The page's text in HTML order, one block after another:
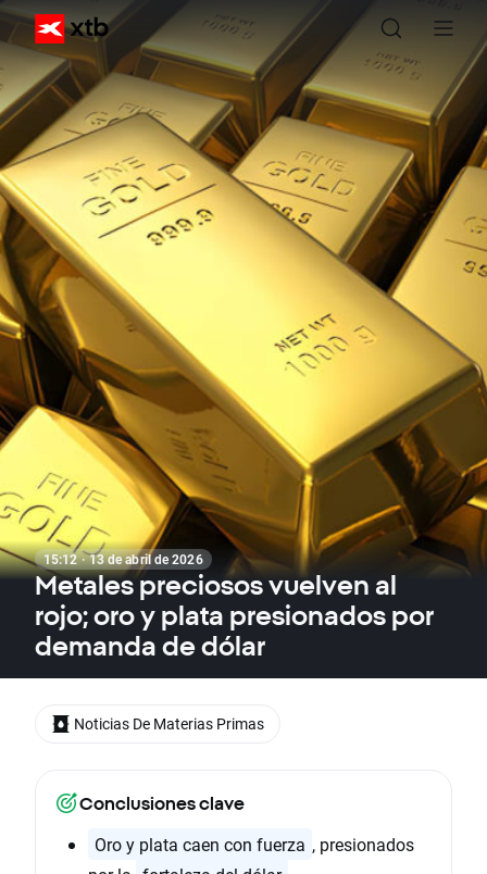
15:12 · 13 de abril de 2026
Metales preciosos vuelven al
rojo; oro y plata presionados por
demanda de dólar
Conclusiones clave
Oro y plata caen con fuerza , presionados
Noticias De Materias Primas